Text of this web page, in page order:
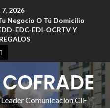
2026
Negocio O Tú Domicilio
EDC-EDI-OCRTV Y
Comunicacion CIF